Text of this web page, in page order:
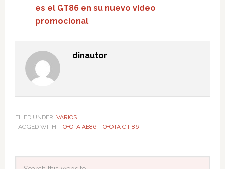
es el GT86 en su nuevo vídeo
promocional
dinautor
FILED UNDER: VARIOS
TAGGED WITH: TOYOTA AE86, TOYOTA GT 86